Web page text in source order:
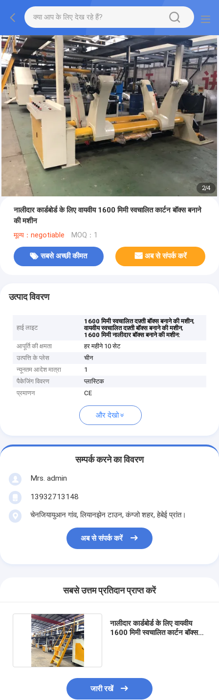
2/4
नालीदार कार्डबोर्ड के लिए वायवीय 1600 मिमी स्वचालित कार्टन बॉक्स बनाने
की मशीन
मूल्य：negotiable MOQ：1
सबसे अच्छी कीमत अब से संपर्क करें
उत्पाद विवरण
हाई लाइट
1600 मिमी स्वचालित दफ़्ती बॉक्स बनाने की मशीन,
वायवीय स्वचालित दफ़्ती बॉक्स बनाने की मशीन,
1600 मिमी नालीदार बॉक्स बनाने की मशीन:
आपूर्ति की क्षमता
हर महीने 10 सेट
उत्पत्ति के प्लेस
चीन
न्यूनतम आदेश मात्रा
1
पैकेजिंग विवरण
प्लास्टिक
प्रमाणन
CE
और देखो
सम्पर्क करने का विवरण
Mrs. admin
13932713148
चेनजियायुआन गांव, लियानझेन टाउन, कंग्जो शहर, हेबेई प्रांत।
अब से संपर्क करें
सबसे उत्तम प्रतिदान प्राप्त करें
नालीदार कार्डबोर्ड के लिए वायवीय
1600 मिमी स्वचालित कार्टन बॉक्स
जारी रखें